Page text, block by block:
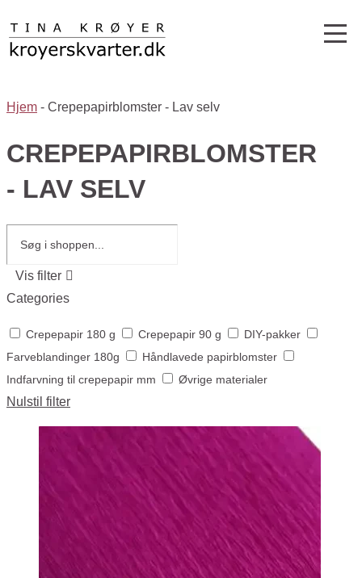
Hjem - Crepepapirblomster - Lav selv
CREPEPAPIRBLOMSTER
- LAV SELV
Vis filter
Categories
Crepepapir 180 g Crepepapir 90 g
DIY-pakker
Farveblandinger 180g
Håndlavede papirblomster
Indfarvning til crepepapir mm
Øvrige materialer
Nulstil filter